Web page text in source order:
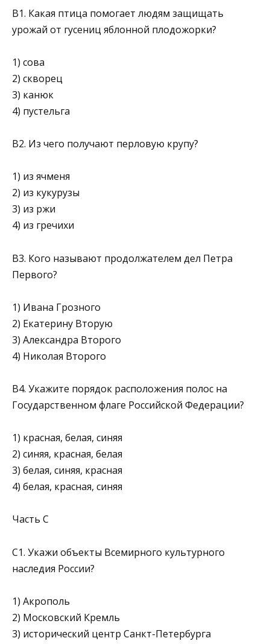
В1. Какая птица помогает людям защищать
урожай от гусениц яблонной плодожорки?
1) сова
2) скворец
3) канюк
4) пустельга
В2. Из чего получают перловую крупу?
1) из ячменя
2) из кукурузы
3) из ржи
4) из гречихи
В3. Кого называют продолжателем дел Петра
Первого?
1) Ивана Грозного
2) Екатерину Вторую
3) Александра Второго
4) Николая Второго
В4. Укажите порядок расположения полос на
Государственном флаге Российской Федерации?
1) красная, белая, синяя
2) синяя, красная, белая
3) белая, синяя, красная
4) белая, красная, синяя
Часть С
С1. Укажи объекты Всемирного культурного
наследия России?
1) Акрополь
2) Московский Кремль
3) исторический центр Санкт-Петербурга